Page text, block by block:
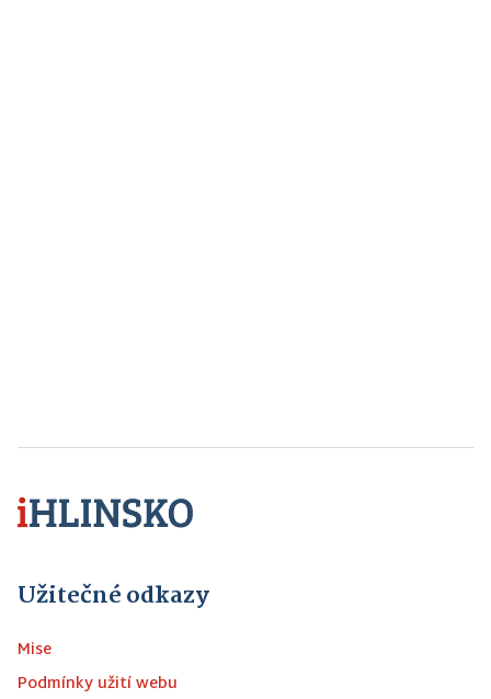
Užitečné odkazy
Mise
Podmínky užití webu